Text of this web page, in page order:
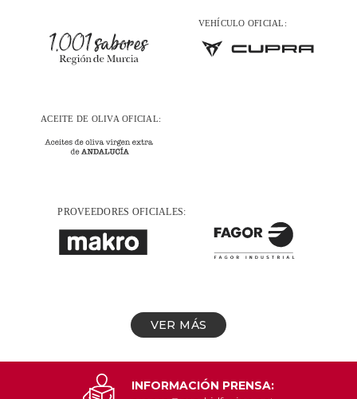
VER MÁS
INFORMACIÓN PRENSA: